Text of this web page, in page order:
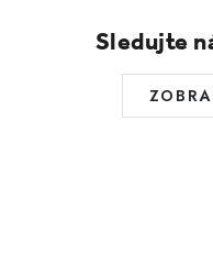
Sledujte